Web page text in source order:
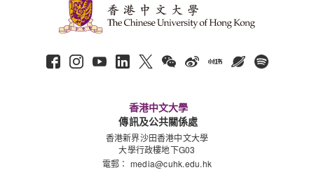
香港中文大學
傳訊及公共關係處
香港新界沙田香港中文大學
大學行政樓地下G03
電郵： media@cuhk.edu.hk